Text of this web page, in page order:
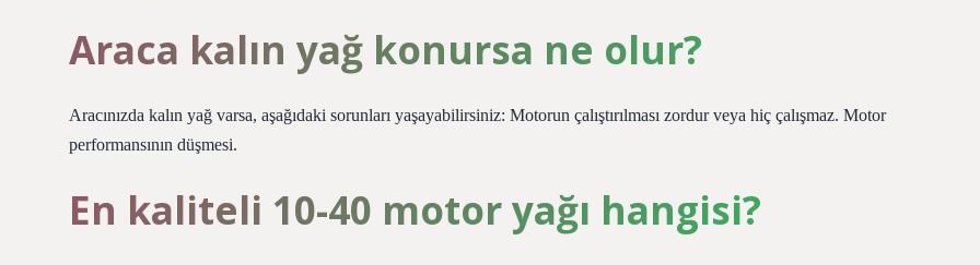
Araca kalın yağ konursa ne olur?
Aracınızda kalın yağ varsa, aşağıdaki sorunları yaşayabilirsiniz: Motorun çalıştırılması zordur veya hiç çalışmaz. Motor
performansının düşmesi.
En kaliteli 10-40 motor yağı hangisi?